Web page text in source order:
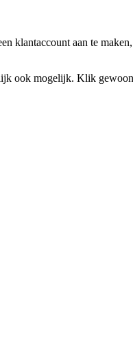
klantaccount aan te
ook mogelijk. Klik